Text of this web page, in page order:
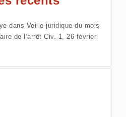
dans Veille juridique du mois
de l’arrêt Civ. 1, 26 février